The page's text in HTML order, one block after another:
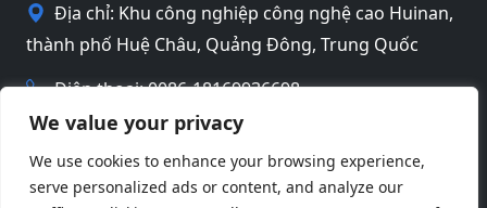
We value your privacy
We use cookies to enhance your browsing experience,
serve personalized ads or content, and analyze our
Địa chỉ: Khu công nghiệp công nghệ cao Huinan,
thành phố Huệ Châu, Quảng Đông, Trung Quốc
Điện thoại: 0086-18169936698
info@jbbatterychina.com